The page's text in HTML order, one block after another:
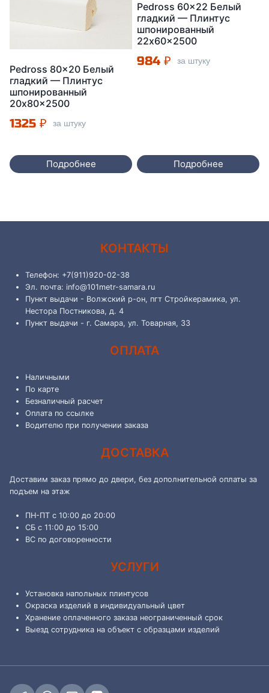
Pedross 80×20 Белый
гладкий — Плинтус
шпонированный
20x80x2500
1325 ₽ за штуку
Подробнее
Pedross 60×22 Белый
гладкий — Плинтус
шпонированный
22x60x2500
984 ₽ за штуку
Подробнее
КОНТАКТЫ
Телефон: +7(911)920-02-38
Эл. почта: info@101metr-samara.ru
Пункт выдачи - Волжский р-он, пгт Стройкерамика, ул.
Нестора Постникова, д. 4
Пункт выдачи - г. Самара, ул. Товарная, 33
ОПЛАТА
Наличными
По карте
Безналичный расчет
Оплата по ссылке
Водителю при получении заказа
ДОСТАВКА
Доставим заказ прямо до двери, без дополнительной оплаты за
подъем на этаж
ПН-ПТ с 10:00 до 20:00
СБ с 11:00 до 15:00
ВС по договоренности
УСЛУГИ
Установка напольных плинтусов
Окраска изделий в индивидуальный цвет
Хранение оплаченного заказа неограниченный срок
Выезд сотрудника на объект с образцами изделий